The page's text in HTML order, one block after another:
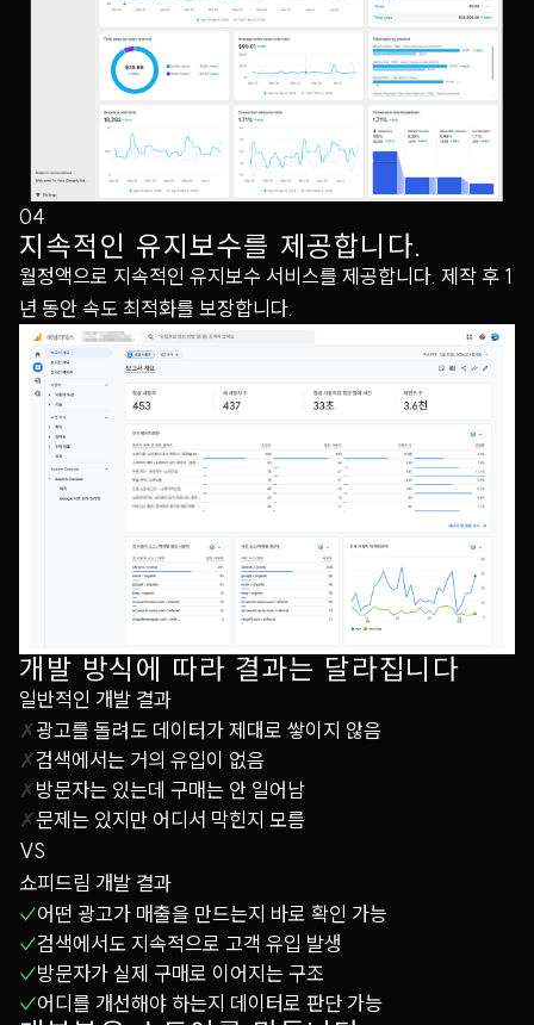
04
지속적인 유지보수를 제공합니다.
월정액으로 지속적인 유지보수 서비스를 제공합니다. 제작 후 1
년 동안 속도 최적화를 보장합니다.
개발 방식에 따라 결과는 달라집니다
일반적인 개발 결과
✗광고를 돌려도 데이터가 제대로 쌓이지 않음
✗검색에서는 거의 유입이 없음
✗방문자는 있는데 구매는 안 일어남
✗문제는 있지만 어디서 막힌지 모름
VS
쇼피드림 개발 결과
✓어떤 광고가 매출을 만드는지 바로 확인 가능
✓검색에서도 지속적으로 고객 유입 발생
✓방문자가 실제 구매로 이어지는 구조
✓어디를 개선해야 하는지 데이터로 판단 가능